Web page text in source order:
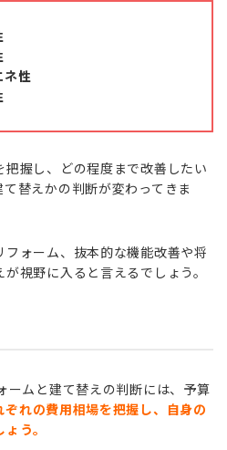
ネ性
握し、どの程度まで改善したい
替えかの判断が変わってきま
ォーム、抜本的な機能改善や将
視野に入ると言えるでしょう。
ームと建て替えの判断には、予算
ぞれの費用相場を把握し、自身の
ょう。